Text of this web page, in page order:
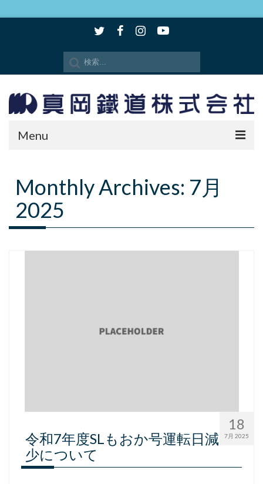
Menu
SLもおか
SLキューロク館
Monthly Archives: 7月
2025
18
7月 2025
令和7年度SLもおか号運転日減
少について